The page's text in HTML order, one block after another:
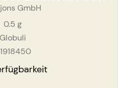
GmbH
0.5 g
Globuli